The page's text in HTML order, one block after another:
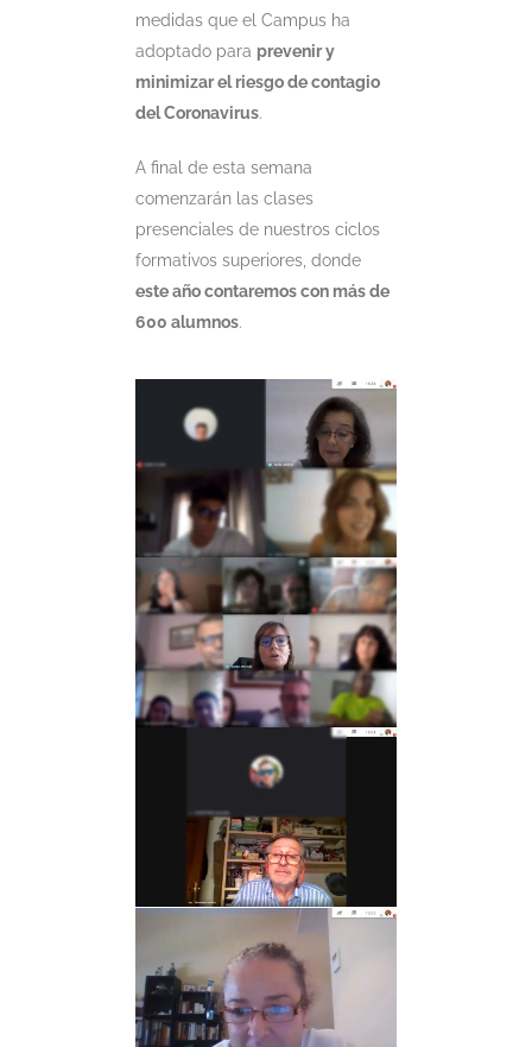
medidas que el Campus ha
adoptado para prevenir y
minimizar el riesgo de contagio
del Coronavirus.
A final de esta semana
comenzarán las clases
presenciales de nuestros ciclos
formativos superiores, donde
este año contaremos con más de
600 alumnos.